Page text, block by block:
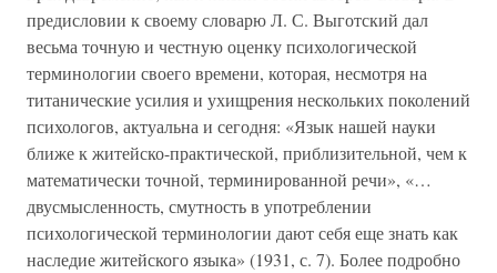
предисловии к своему словарю Л. С. Выготский дал
весьма точную и честную оценку психологической
терминологии своего времени, которая, несмотря на
титанические усилия и ухищрения нескольких поколений
психологов, актуальна и сегодня: «Язык нашей науки
ближе к житейско-практической, приблизительной, чем к
математически точной, терминированной речи», «…
двусмысленность, смутность в употреблении
психологической терминологии дают себя еще знать как
наследие житейского языка» (1931, с. 7). Более подробно